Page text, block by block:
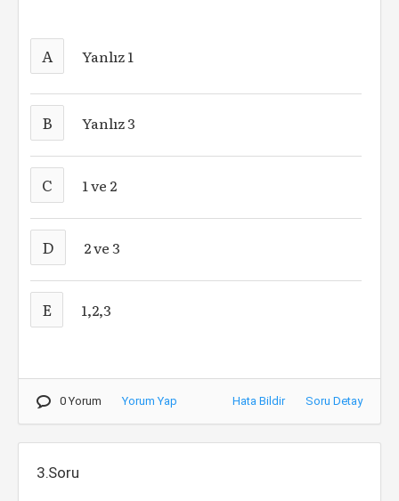
A Yanlız 1
B Yanlız 3
C 1 ve 2
D 2 ve 3
E 1,2,3
0 Yorum Yorum Yap Hata Bildir Soru Detay
3.Soru